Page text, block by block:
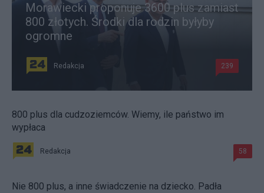
Morawiecki proponuje 3600 plus zamiast
800 złotych. Środki dla rodzin byłyby
ogromne
Redakcja 239
800 plus dla cudzoziemców. Wiemy, ile państwo im
wypłaca
Redakcja 58
Nie 800 plus, a inne świadczenie na dziecko. Padła